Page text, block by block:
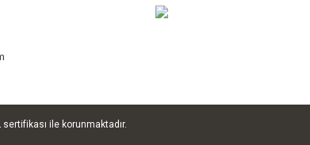
sertifikası ile korunmaktadır.